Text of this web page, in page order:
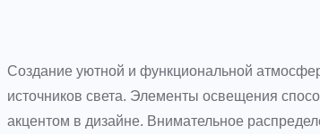
Создание уютной и функциональной
источников света. Элементы освещения
акцентом в дизайне. Внимательное